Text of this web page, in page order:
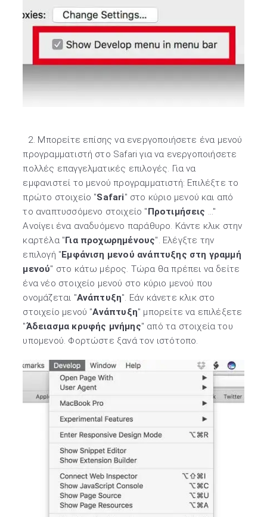
2. Μπορείτε επίσης να ενεργοποιήσετε ένα μενού
προγραμματιστή στο Safari για να ενεργοποιήσετε
πολλές επαγγελματικές επιλογές. Για να
εμφανιστεί το μενού προγραμματιστή: Επιλέξτε το
πρώτο στοιχείο "Safari" στο κύριο μενού και από
το αναπτυσσόμενο στοιχείο " Προτιμήσεις ..."
Ανοίγει ένα αναδυόμενο παράθυρο. Κάντε κλικ στην
καρτέλα " Για προχωρημένους". Ελέγξτε την
επιλογή " Εμφάνιση μενού ανάπτυξης στη γραμμή
μενού" στο κάτω μέρος. Τώρα θα πρέπει να δείτε
ένα νέο στοιχείο μενού στο κύριο μενού που
ονομάζεται "Ανάπτυξη". Εάν κάνετε κλικ στο
στοιχείο μενού "Ανάπτυξη" μπορείτε να επιλέξετε
"Άδειασμα κρυφής μνήμης" από τα στοιχεία του
υπομενού. Φορτώστε ξανά τον ιστότοπο.